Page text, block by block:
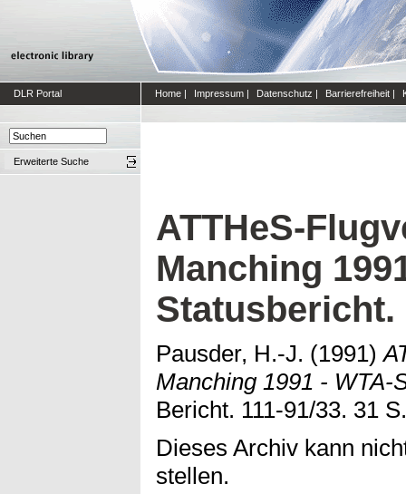
DLR Portal Home | Impressum | Datenschutz | Barrierefreiheit |
Erweiterte Suche
ATTHeS-
Manching
Statusbericht.
Pausder, H.-J. (1991)
Manching 1991 - WTA-
Bericht. 111-91/33. 31 S.
Dieses Archiv kann
stellen.